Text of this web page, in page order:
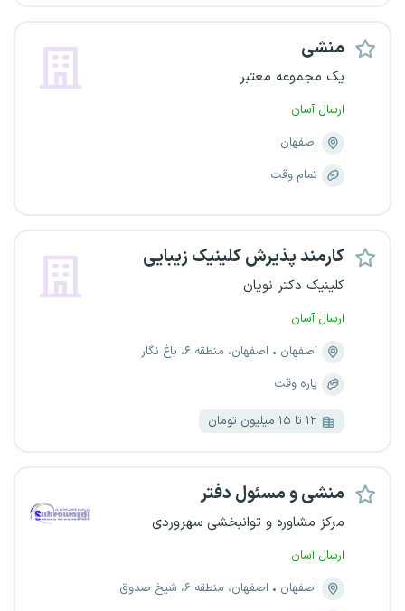
منشی
یک مجموعه معتبر
ارسال آسان
اصفهان
تمام وقت
کارمند پذیرش کلینیک زیبایی
کلینیک دکتر نویان
ارسال آسان
اصفهان
اصفهان، منطقه ۶، باغ نگار
پاره وقت
۱۲ تا ۱۵ میلیون تومان
منشی و مسئول دفتر
مرکز مشاوره و توانبخشی سهروردی
ارسال آسان
اصفهان
اصفهان، منطقه ۶، شیخ صدوق